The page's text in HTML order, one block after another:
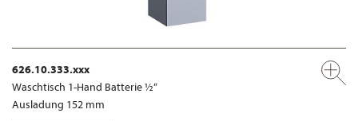
626.10.333.xxx
Waschtisch 1-Hand Batterie ½“
Ausladung 152 mm